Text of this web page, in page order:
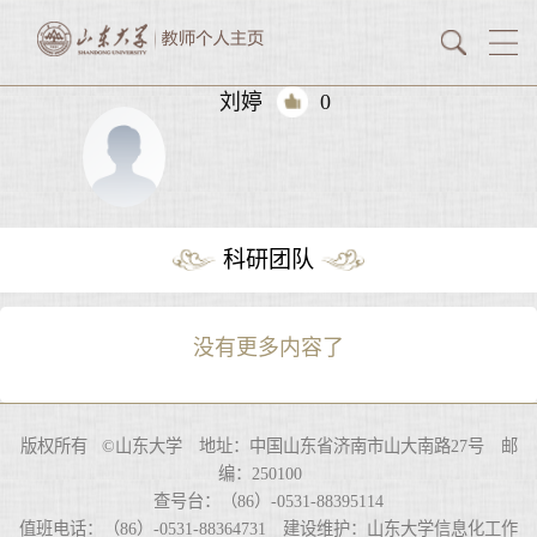
刘婷 0
科研团队
没有更多内容了
版权所有 ©山东大学 地址：中国山东省济南市山大南路27号 邮
编：250100
查号台：（86）-0531-88395114
值班电话：（86）-0531-88364731 建设维护：山东大学信息化工作